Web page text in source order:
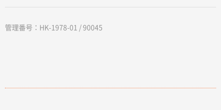
管理番号：HK-1978-01 / 90045